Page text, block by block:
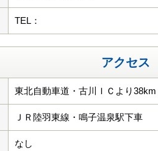
TEL：
アクセス
東北自動車道・古川ＩＣより38km
ＪＲ陸羽東線・鳴子温泉駅下車
なし